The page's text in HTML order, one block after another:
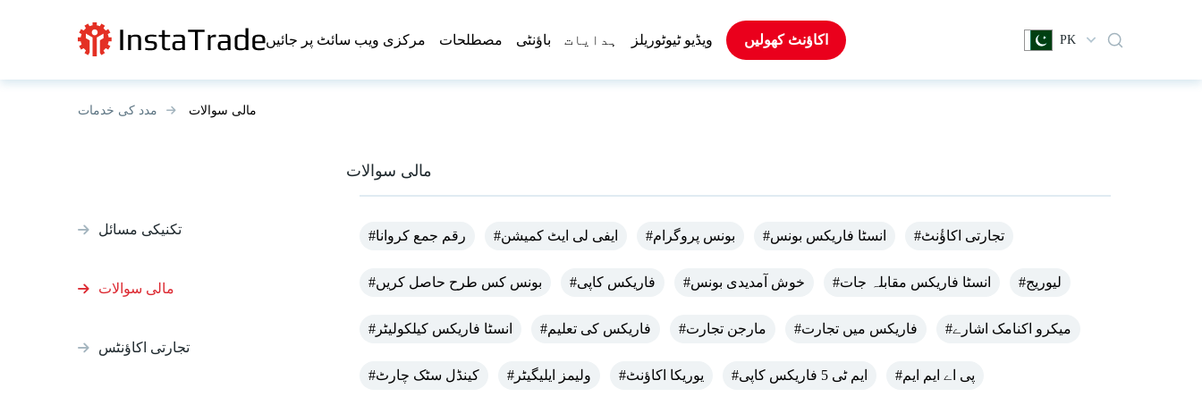
مرکزی ویب سائٹ پر جائیں مصطلحات باؤنٹی ہدایات ویڈیو ٹیوٹوریلز اکاؤنٹ کھولیں PK
مدد کی خدمات مالی سوالات
تکنیکی مسائل
مالی سوالات
تجارتی اکاؤنٹس
مالی سوالات
#رقم جمع کروانا #ایفی لی ایٹ کمیشن #بونس پروگرام #انسٹا فاریکس بونس #تجارتی اکاؤٔنٹ
#بونس کس طرح حاصل کریں #فاریکس کاپی #خوش آمدیدی بونس #انسٹا فاریکس مقابلہ جات #لیوریج
#انسٹا فاریکس کیلکولیٹر #فاریکس کی تعلیم #مارجن تجارت #فاریکس میں تجارت #میکرو اکنامک اشارے
#کینڈل سٹک چارٹ #ولیمز ایلیگیٹر #یوریکا اکاؤنٹ #ایم ٹی 5 فاریکس کاپی #پی اے ایم ایم